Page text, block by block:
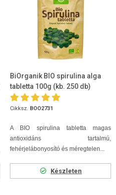
BiOrganik BIO spirulina alga
tabletta 100g (kb. 250 db)
Cikksz. BOO2731
A BIO spirulina tabletta magas
antioxidáns tartalmú,
fehérjelábonyosító és méregtelen...
Készleten